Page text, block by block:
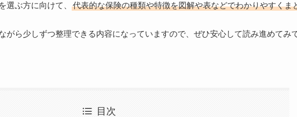
選ぶ方に向けて、
代表的な保険の種類や特徴を図解や表などでわかりやすくま
がら少しずつ整理できる内容になっていますので、ぜひ安心して読み進めてみ
目次